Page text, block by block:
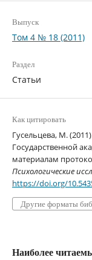
Выпуск
Том 4 № 18 (2011)
Раздел
Статьи
Как цитировать
Гусельцева, М.
Государственной
материалам
Психологические
https://doi.org/
Другие форматы
Наиболее